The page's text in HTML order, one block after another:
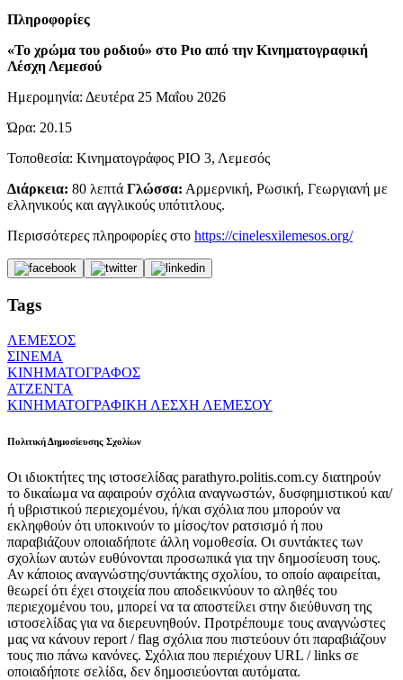
Πληροφορίες
«Το χρώμα του ροδιού» στο Ριο από την Κινηματογραφική
Λέσχη Λεμεσού
Ημερομηνία: Δευτέρα 25 Μαΐου 2026
Ώρα: 20.15
Τοποθεσία: Κινηματογράφος ΡΙΟ 3, Λεμεσός
Διάρκεια: 80 λεπτά Γλώσσα: Αρμερνική, Ρωσική, Γεωργιανή με
ελληνικούς και αγγλικούς υπότιτλους.
Περισσότερες πληροφορίες στο https://cinelesxilemesos.org/
Tags
ΛΕΜΕΣΟΣ
ΣΙΝΕΜΑ
ΚΙΝΗΜΑΤΟΓΡΑΦΟΣ
ΑΤΖΕΝΤΑ
ΚΙΝΗΜΑΤΟΓΡΑΦΙΚΗ ΛΕΣΧΗ ΛΕΜΕΣΟΥ
Πολιτική Δημοσίευσης Σχολίων
Οι ιδιοκτήτες της ιστοσελίδας parathyro.politis.com.cy διατηρούν
το δικαίωμα να αφαιρούν σχόλια αναγνωστών, δυσφημιστικού και/
ή υβριστικού περιεχομένου, ή/και σχόλια που μπορούν να
εκληφθούν ότι υποκινούν το μίσος/τον ρατσισμό ή που
παραβιάζουν οποιαδήποτε άλλη νομοθεσία. Οι συντάκτες των
σχολίων αυτών ευθύνονται προσωπικά για την δημοσίευση τους.
Αν κάποιος αναγνώστης/συντάκτης σχολίου, το οποίο αφαιρείται,
θεωρεί ότι έχει στοιχεία που αποδεικνύουν το αληθές του
περιεχομένου του, μπορεί να τα αποστείλει στην διεύθυνση της
ιστοσελίδας για να διερευνηθούν. Προτρέπουμε τους αναγνώστες
μας να κάνουν report / flag σχόλια που πιστεύουν ότι παραβιάζουν
τους πιο πάνω κανόνες. Σχόλια που περιέχουν URL / links σε
οποιαδήποτε σελίδα, δεν δημοσιεύονται αυτόματα.